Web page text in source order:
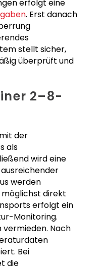
erfolgt eine
. Erst danach
stellt sicher,
überprüft und
2–8-
der
als
wird eine
werden
direkt
erfolgt ein
Monitoring.
vermieden. Nach
Bei
die